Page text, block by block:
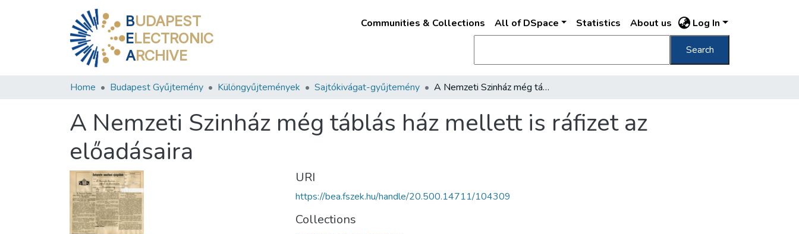
BUDAPEST
ELECTRONIC
ARCHIVE
Communities & Collections All of DSpace Statistics About us Log In
Search
Home Budapest Gyűjtemény Különgyűjtemények Sajtókivágat-gyűjtemény A Nemzeti Szinház még táblás ház mellett is ráfizet az előadásaira
A Nemzeti Szinház még táblás ház mellett is ráfizet az
előadásaira
URI
https://bea.fszek.hu/handle/20.500.14711/104309
Collections